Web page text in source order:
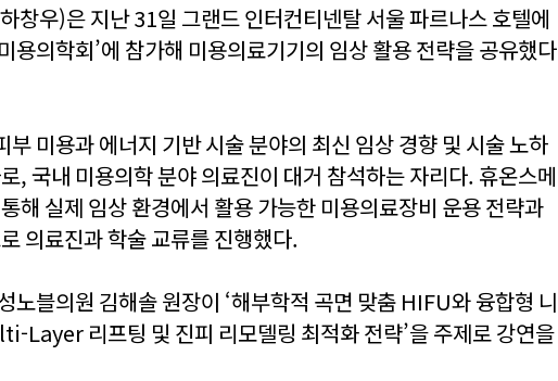
창우)은 지난 31일 그랜드 인터컨티넨탈 서울 파르나스 호텔에
용의학회’에 참가해 미용의료기기의 임상 활용 전략을 공유했다
미용과 에너지 기반 시술 분야의 최신 임상 경향 및 시술 노하
, 국내 미용의학 분야 의료진이 대거 참석하는 자리다. 휴온스메
해 실제 임상 환경에서 활용 가능한 미용의료장비 운용 전략과
의료진과 학술 교류를 진행했다.
노블의원 김해솔 원장이 ‘해부학적 곡면 맞춤 HIFU와 융합형 니
Layer 리프팅 및 진피 리모델링 최적화 전략’을 주제로 강연을